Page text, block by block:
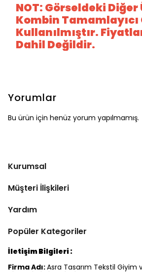
NOT: Görseldeki
Kombin
Kullanılmıştır.
Dahil Değildir.
Yorumlar
Bu ürün için henüz yorum yapılmamış.
Kurumsal
Müşteri İlişkileri
Yardım
Popüler Kategoriler
İletişim Bilgileri :
Firma Adı:Asra Tasarım Tekstil Giyim